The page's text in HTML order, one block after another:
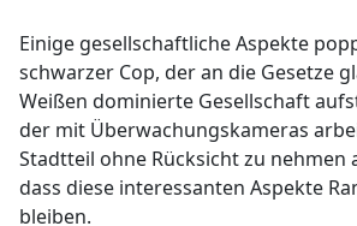
Einige gesellschaftliche Aspekte
schwarzer Cop, der an die Gesetze
Weißen dominierte Gesellschaft
der mit Überwachungskameras
Stadtteil ohne Rücksicht zu nehmen
dass diese interessanten Aspekte
bleiben.